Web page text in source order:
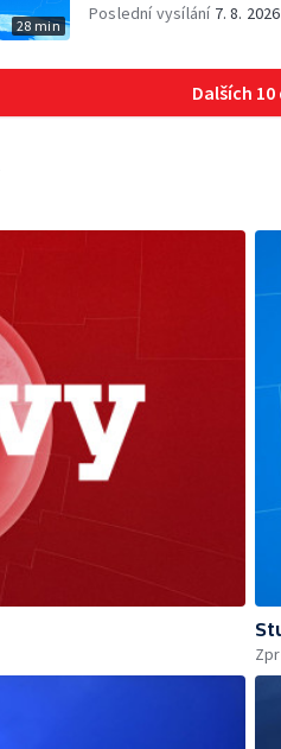
28 min
Poslední vysílání 7. 8. 2026
Dalších 10